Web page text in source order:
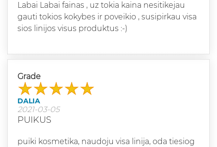
Labai Labai fainas , uz tokia kaina nesitikejau
gauti tokios kokybes ir poveikio , susipirkau visa
sios linijos visus produktus :-)
Grade
DALIA
2021-03-05
PUIKUS
puiki kosmetika, naudoju visa linija, oda tiesiog